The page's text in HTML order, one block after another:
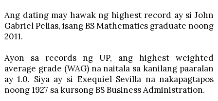
Ang dating may hawak ng highest record ay si John
Gabriel Pelias, isang BS Mathematics graduate noong
2011.
Ayon sa records ng UP, ang highest weighted
average grade (WAG) na naitala sa kanilang paaralan
ay 1.0. Siya ay si Exequiel Sevilla na nakapagtapos
noong 1927 sa kursong BS Business Administration.